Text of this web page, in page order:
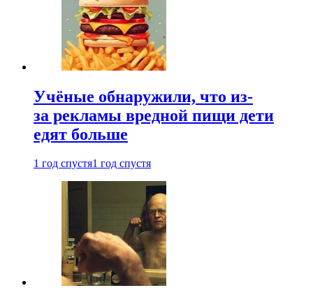
Учёные обнаружили, что из-
за рекламы вредной пищи дети
едят больше
1 год спустя1 год спустя